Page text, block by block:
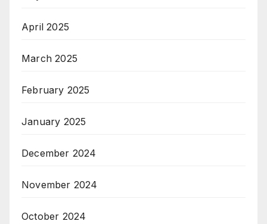
April 2025
March 2025
February 2025
January 2025
December 2024
November 2024
October 2024